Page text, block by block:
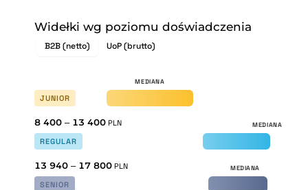
Widełki wg poziomu doświadczenia
B2B (netto) UoP (brutto)
JUNIOR
8 400 – 13 400 PLN
REGULAR
13 940 – 17 800 PLN
SENIOR